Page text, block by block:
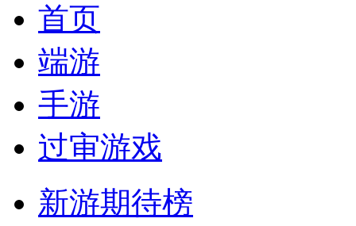
首页
端游
手游
过审游戏
新游期待榜